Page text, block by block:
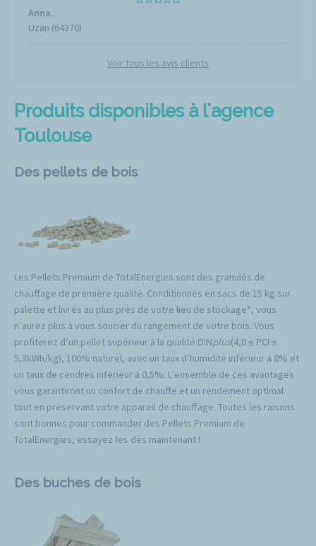
Produits disponibles à l'agence
Toulouse
Des pellets de bois
Les Pellets Premium de TotalEnergies sont des granulés de
chauffage de première qualité. Conditionnés en sacs de 15 kg sur
palette et livrés au plus près de votre lieu de stockage*, vous
n’aurez plus à vous soucier du rangement de votre bois. Vous
profiterez d’un pellet supérieur à la qualité DINplus(4,8 ≤ PCI ≤
5,3kWh/kg), 100% naturel, avec un taux d’humidité inférieur à 8% et
un taux de cendres inférieur à 0,5%. L’ensemble de ces avantages
vous garantiront un confort de chauffe et un rendement optimal
tout en préservant votre appareil de chauffage. Toutes les raisons
sont bonnes pour commander des Pellets Premium de
TotalEnergies, essayez-les dès maintenant !
Des buches de bois
Anna.
Uzan (64370)
Voir tous les avis clients